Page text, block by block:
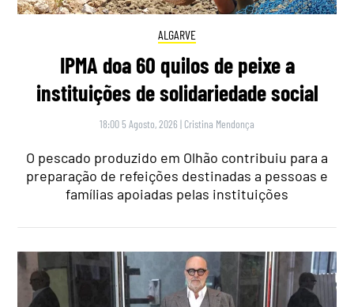
ALGARVE
IPMA doa 60 quilos de peixe a
instituições de solidariedade social
18:00 5 Agosto, 2026 | Cristina Mendonça
O pescado produzido em Olhão contribuiu para a
preparação de refeições destinadas a pessoas e
famílias apoiadas pelas instituições